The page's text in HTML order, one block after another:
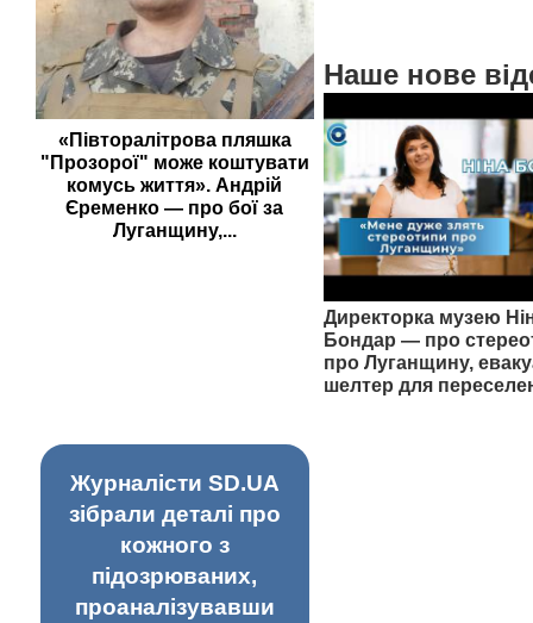
«Півторалітрова пляшка
"Прозорої" може коштувати
комусь життя». Андрій
Єременко — про бої за
Луганщину,...
Наше нове
Директорка музею
Бондар — про
про Луганщину,
шелтер для
Журналісти SD.UA
зібрали деталі про
кожного з
підозрюваних,
проаналізувавши